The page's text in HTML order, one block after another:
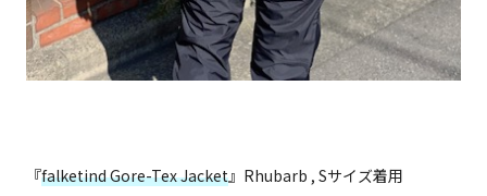
『falketind Gore-Tex Jacket』Rhubarb , Sサイズ着用